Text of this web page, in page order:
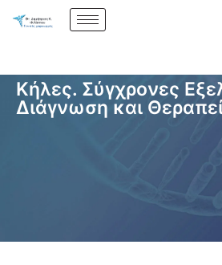
Κήλες. Σύγχρονες
Διάγνωση και